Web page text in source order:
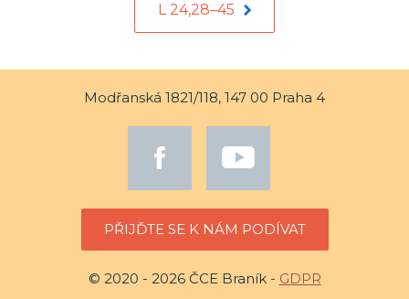
L 24,28–45
Modřanská 1821/118, 147 00 Praha 4
PŘIJĎTE SE K NÁM PODÍVAT
© 2020 - 2026 ČCE Braník - GDPR